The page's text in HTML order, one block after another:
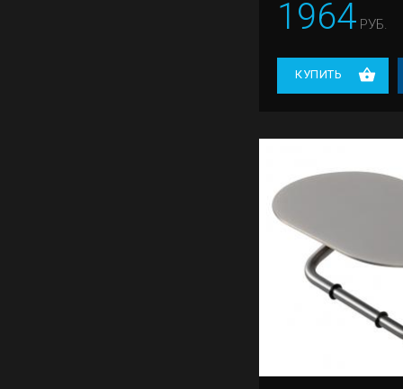
1964 РУБ.
КУПИТЬ